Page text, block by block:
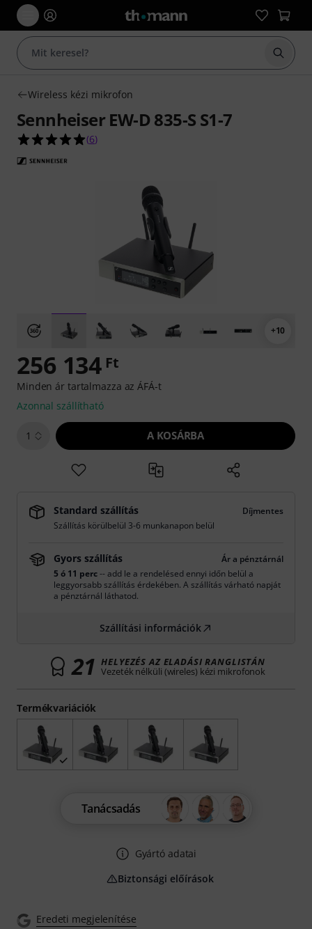
Wireless kézi mikrofon
Sennheiser EW-D 835-S S1-7
5.0/5 csillag, összesen 6 értékelés alapján
(6)
+10
Eredeti megjelenítése
Termékvariációk
256 134 Ft
Minden ár tartalmazza az ÁFÁ-t
Azonnal szállítható
1 A KOSÁRBA
Standard szállítás
Díjmentes
Szállítás körülbelül 3-6 munkanapon belül
Gyors szállítás
Ár a pénztárnál
5 ó 11 perc-- add le a rendelésed ennyi időn belül a
leggyorsabb szállítás érdekében. A szállítás várható napját
a pénztárnál láthatod.
Szállítási információk
21 HELYEZÉS AZ ELADÁSI RANGLISTÁN
Vezeték nélküli (wireles) kézi mikrofonok
Tanácsadás
Gyártó adatai
Biztonsági előírások